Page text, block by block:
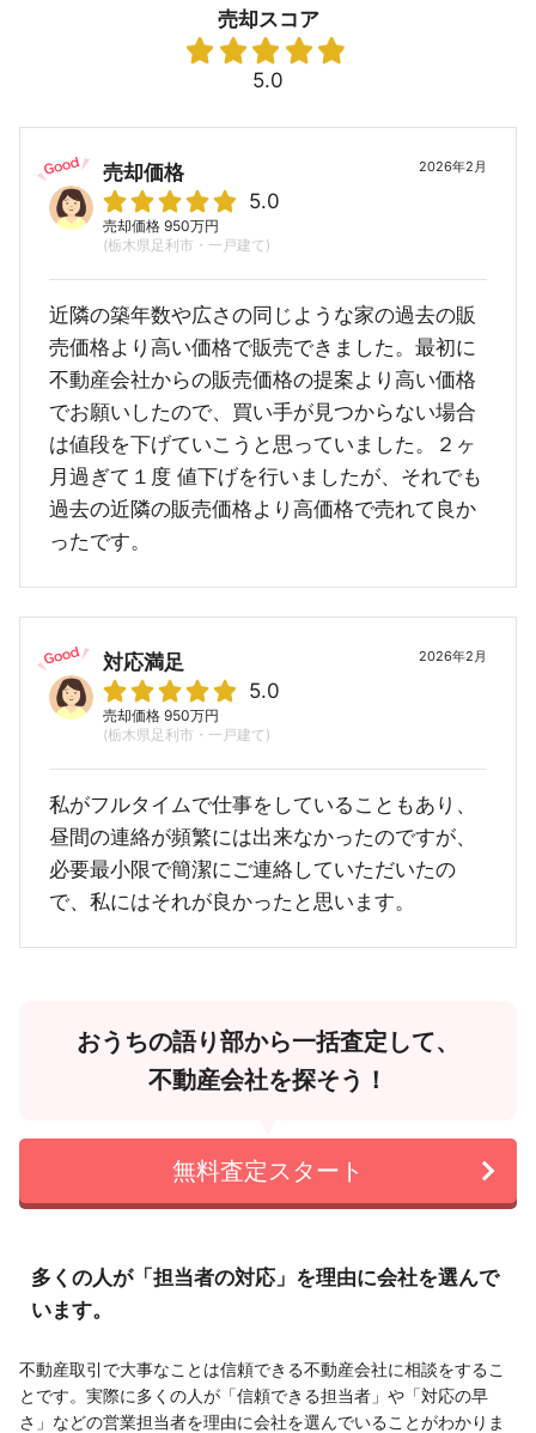
売却スコア
5.0
2026年2月
売却価格
5.0
売却価格 950万円
(栃木県足利市・一戸建て)
近隣の築年数や広さの同じような家の過去の販
売価格より高い価格で販売できました。最初に
不動産会社からの販売価格の提案より高い価格
でお願いしたので、買い手が見つからない場合
は値段を下げていこうと思っていました。２ヶ
月過ぎて１度 値下げを行いましたが、それでも
過去の近隣の販売価格より高価格で売れて良か
ったです。
2026年2月
対応満足
5.0
売却価格 950万円
(栃木県足利市・一戸建て)
私がフルタイムで仕事をしていることもあり、
昼間の連絡が頻繁には出来なかったのですが、
必要最小限で簡潔にご連絡していただいたの
で、私にはそれが良かったと思います。
おうちの語り部から一括査定して、
不動産会社を探そう！
無料査定スタート
多くの人が「担当者の対応」を理由に会社を選んで
います。
不動産取引で大事なことは信頼できる不動産会社に相談をするこ
とです。実際に多くの人が「信頼できる担当者」や「対応の早
さ」などの営業担当者を理由に会社を選んでいることがわかりま